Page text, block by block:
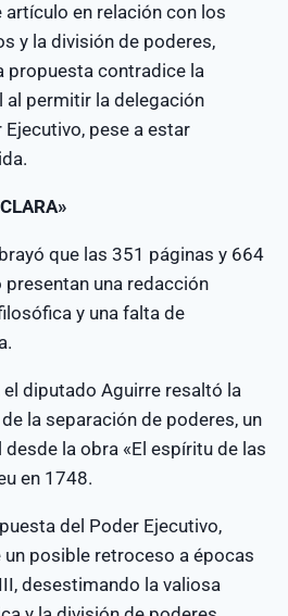
en relación con los
y la división de poderes,
propuesta contradice la
al permitir la delegación
Ejecutivo, pese a estar
que las 351 páginas y 664
una redacción
y una falta de
el diputado Aguirre resaltó la
la separación de poderes, un
la obra «El espíritu de las
en 1748.
del Poder Ejecutivo,
posible retroceso a épocas
desestimando la valiosa